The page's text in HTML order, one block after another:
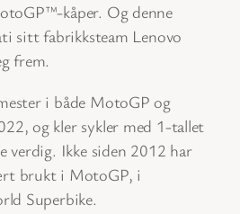
kåper. Og denne
sitt fabrikksteam Lenovo
frem.
i både MotoGP og
og kler sykler med 1-tallet
verdig. Ikke siden 2012 har
brukt i MotoGP, i
Superbike.